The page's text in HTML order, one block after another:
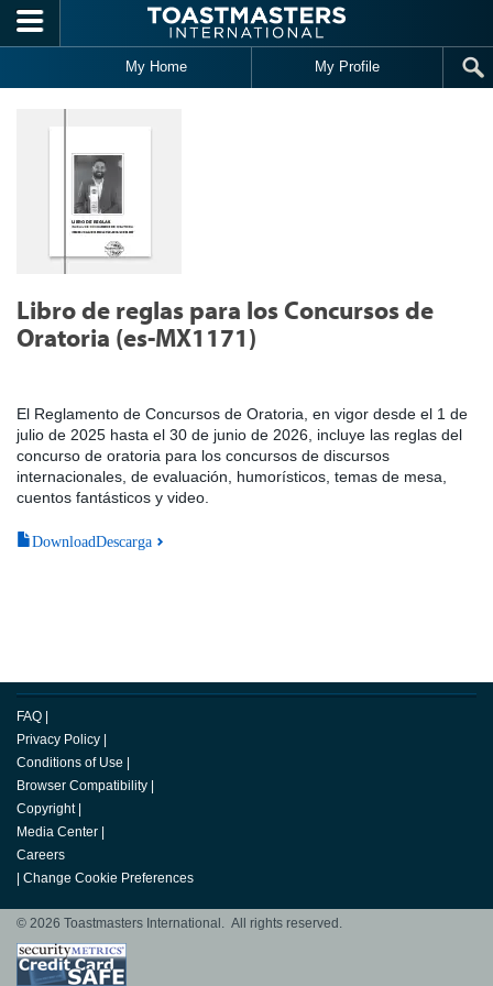
Skip to main content
My Home My Profile
Libro de reglas para los Concursos de
Oratoria (es-MX1171)
El Reglamento de Concursos de Oratoria, en vigor desde el 1 de
julio de 2025 hasta el 30 de junio de 2026, incluye las reglas del
concurso de oratoria para los concursos de discursos
internacionales, de evaluación, humorísticos, temas de mesa,
cuentos fantásticos y video.
DownloadDescarga
FAQ
Privacy Policy
Conditions of Use
Browser Compatibility
Copyright
Media Center
Careers
Change Cookie Preferences
© 2026 Toastmasters International. All rights reserved.